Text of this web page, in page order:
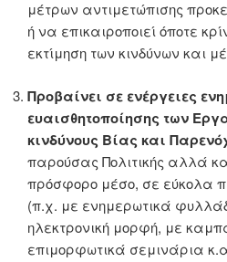
μέτρων αντιμετώπισης
ή να επικαιροποιεί όποτε
εκτίμηση των κινδύνων και
Προβαίνει σε ενέργειες
ευαισθητοποίησης των
κινδύνους Βίας και
παρούσας Πολιτικής αλλά
πρόσφορο μέσο, σε εύκολα
(π.χ. με ενημερωτικά
ηλεκτρονική μορφή, με
επιμορφωτικά σεμινάρια